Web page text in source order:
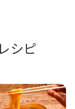
シピ